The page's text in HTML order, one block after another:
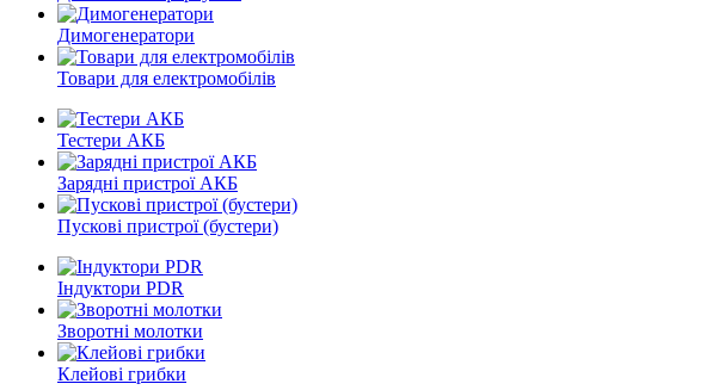
Димогенератори
Товари для електромобілів
Тестери АКБ
Зарядні пристрої АКБ
Пускові пристрої (бустери)
Індуктори PDR
Зворотні молотки
Клейові грибки